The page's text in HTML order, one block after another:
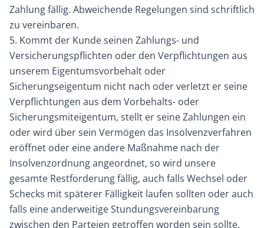
Zahlung fällig. Abweichende Regelungen sind schriftlich
zu vereinbaren.
5. Kommt der Kunde seinen Zahlungs- und
Versicherungspflichten oder den Verpflichtungen aus
unserem Eigentumsvorbehalt oder
Sicherungseigentum nicht nach oder verletzt er seine
Verpflichtungen aus dem Vorbehalts- oder
Sicherungsmiteigentum, stellt er seine Zahlungen ein
oder wird über sein Vermögen das Insolvenzverfahren
eröffnet oder eine andere Maßnahme nach der
Insolvenzordnung angeordnet, so wird unsere
gesamte Restforderung fällig, auch falls Wechsel oder
Schecks mit späterer Fälligkeit laufen sollten oder auch
falls eine anderweitige Stundungsvereinbarung
zwischen den Parteien getroffen worden sein sollte.